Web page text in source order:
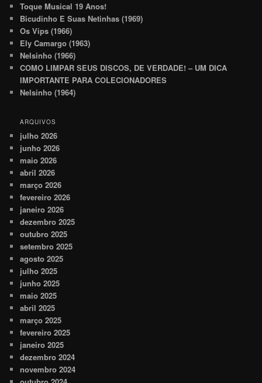
Toque Musical 19 Anos!
Bicudinho E Suas Netinhas (1969)
Os Vips (1966)
Ely Camargo (1963)
Nelsinho (1966)
COMO LIMPAR SEUS DISCOS, DE VERDADE! – UM DICA
IMPORTANTE PARA COLECIONADORES
Nelsinho (1964)
ARQUIVOS
julho 2026
junho 2026
maio 2026
abril 2026
março 2026
fevereiro 2026
janeiro 2026
dezembro 2025
outubro 2025
setembro 2025
agosto 2025
julho 2025
junho 2025
maio 2025
abril 2025
março 2025
fevereiro 2025
janeiro 2025
dezembro 2024
novembro 2024